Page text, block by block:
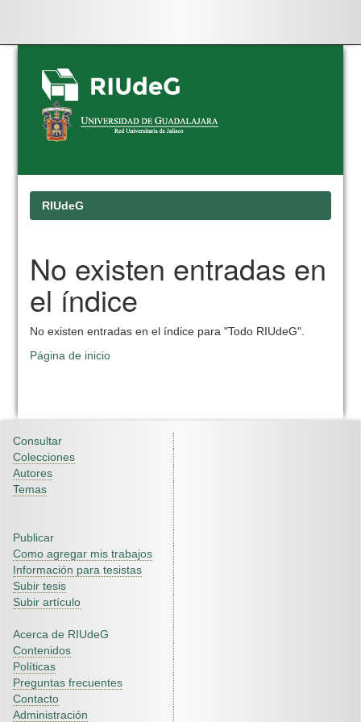
Skip
navigation
RIUdeG
No existen entradas en
el índice
No existen entradas en el índice para "Todo RIUdeG".
Página de inicio
Consultar
Colecciones
Autores
Temas
Publicar
Como agregar mis trabajos
Información para tesistas
Subir tesis
Subir artículo
Acerca de RIUdeG
Contenidos
Políticas
Preguntas frecuentes
Contacto
Administración